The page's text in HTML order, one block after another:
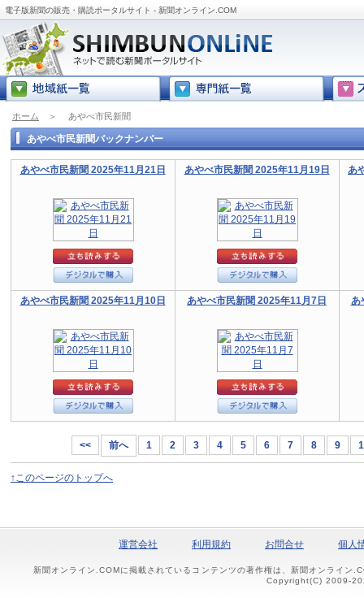
電子版新聞の販売・購読ポータルサイト - 新聞オンライン.COM
ホーム ＞ あやべ市民新聞
あやべ市民新聞バックナンバー
あやべ市民新聞 2025年11月21日 あやべ市民新聞 2025年11月19日 あ
あやべ市民新聞 2025年11月10日 あやべ市民新聞 2025年11月7日 あ
<< 前へ 1 2 3 4 5 6 7 8 9
↑このページのトップへ
運営会社 利用規約 お問合せ 個人
新聞オンライン.COMに掲載されているコンテンツの著作権は、新聞オンライン
Copyright(C) 2009-